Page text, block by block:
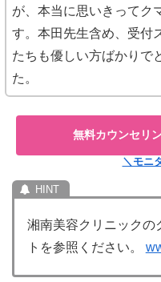
が、本当に思いきってク
す。本田先生含め、受付
たちも優しい方ばかりで
た。
無料カウンセリ
＼モニ
湘南美容クリニックの
トを参照ください。